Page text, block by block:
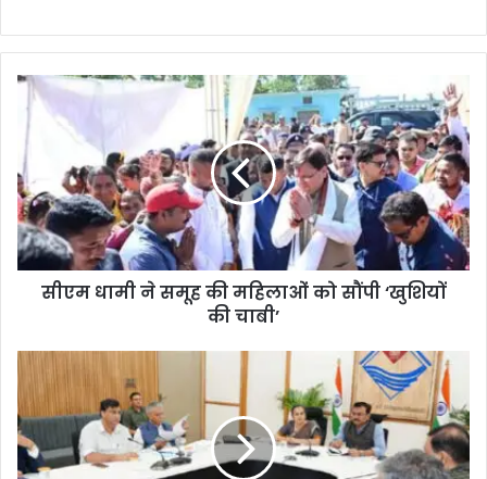
सीएम धामी ने समूह की महिलाओं को सौंपी ‘खुशियों
की चाबी’